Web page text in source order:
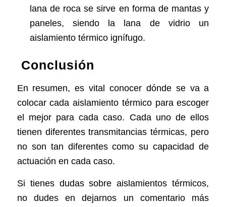
lana de roca se sirve en forma de mantas y
paneles, siendo la lana de vidrio un
aislamiento térmico ignífugo.
Conclusión
En resumen, es vital conocer dónde se va a
colocar cada aislamiento térmico para escoger
el mejor para cada caso. Cada uno de ellos
tienen diferentes transmitancias térmicas, pero
no son tan diferentes como su capacidad de
actuación en cada caso.
Si tienes dudas sobre aislamientos térmicos,
no dudes en dejarnos un comentario más